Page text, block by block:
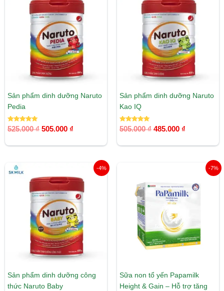
Sản phẩm dinh dưỡng Naruto
Pedia
Được xếp
hạng
525.000₫
là:
525.000 ₫.
505.000 ₫
tại
là:
505.000 ₫.
Sản phẩm dinh dưỡng Naruto
Kao IQ
Được xếp
hạng
505.000₫
là:
505.000 ₫.
485.000 ₫
tại
là:
485.000 ₫.
-4%
Sản phẩm dinh dưỡng công
thức Naruto Baby
gốc
là:
545.000 ₫.
hiện
là:
525.000 ₫.
-7%
Sữa non tổ yến Papamilk
Height & Gain – Hỗ trợ tăng
là:
325.000 ₫.
tại
là: